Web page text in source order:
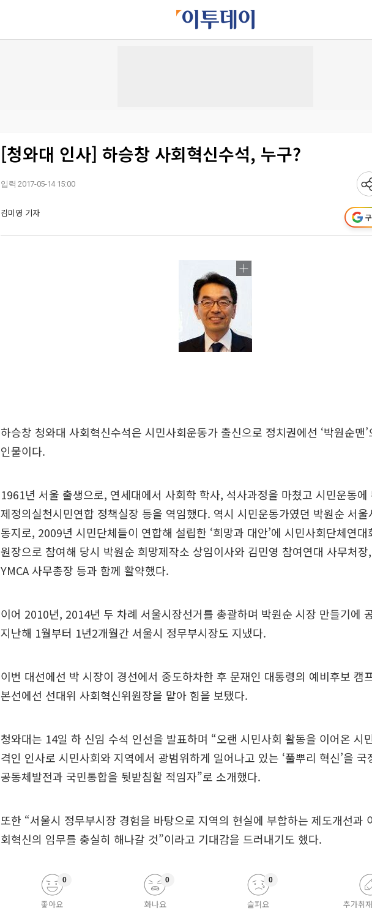
[청와대 인사] 하승창 사회혁신수석, 누구?
입력 2017-05-14 15:00
김미영 기자
하승창 청와대 사회혁신수석은 시민사회운동가 출신으로 정치권에선 ‘박원순맨’
인물이다.
1961년 서울 출생으로, 연세대에서 사회학 학사, 석사과정을 마쳤고 시민운동에
제정의실천시민연합 정책실장 등을 역임했다. 역시 시민운동가였던 박원순 서울
동지로, 2009년 시민단체들이 연합해 설립한 ‘희망과 대안’에 시민사회단체연대
원장으로 참여해 당시 박원순 희망제작소 상임이사와 김민영 참여연대 사무처
YMCA 사무총장 등과 함께 활약했다.
이어 2010년, 2014년 두 차례 서울시장선거를 총괄하며 박원순 시장 만들기에
지난해 1월부터 1년2개월간 서울시 정무부시장도 지냈다.
이번 대선에선 박 시장이 경선에서 중도하차한 후 문재인 대통령의 예비후보 캠
본선에선 선대위 사회혁신위원장을 맡아 힘을 보탰다.
청와대는 14일 하 신임 수석 인선을 발표하며 “오랜 시민사회 활동을 이어온 시
격인 인사로 시민사회와 지역에서 광범위하게 일어나고 있는 ‘풀뿌리 혁신’을 국
공동체발전과 국민통합을 뒷받침할 적임자”로 소개했다.
또한 “서울시 정무부시장 경험을 바탕으로 지역의 현실에 부합하는 제도개선과
회혁신의 임무를 충실히 해나갈 것”이라고 기대감을 드러내기도 했다.
좋아요
0
화나요
0
슬퍼요
0
추가취